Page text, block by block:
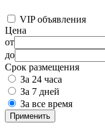
VIP объявления
Цена
от
до
Срок размещения
За 24 часа
За 7 дней
За все время
Применить